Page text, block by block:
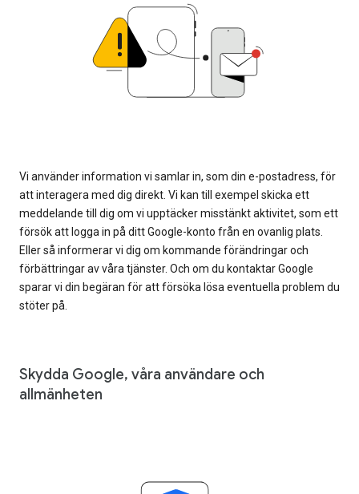
Vi använder information vi samlar in, som din e-postadress, för
att interagera med dig direkt. Vi kan till exempel skicka ett
meddelande till dig om vi upptäcker misstänkt aktivitet, som ett
försök att logga in på ditt Google-konto från en ovanlig plats.
Eller så informerar vi dig om kommande förändringar och
förbättringar av våra tjänster. Och om du kontaktar Google
sparar vi din begäran för att försöka lösa eventuella problem du
stöter på.
Skydda Google, våra användare och
allmänheten